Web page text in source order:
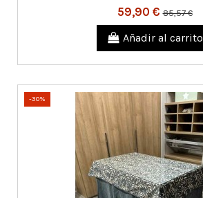
59,90 €85,57 €
Añadir al carrito
-30%